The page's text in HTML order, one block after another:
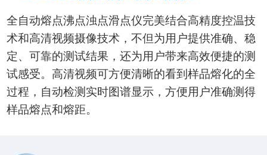
全自动熔点沸点浊点滑点仪完美结合高精度控温技
术和高清视频摄像技术，不但为用户提供准确、稳
定、可靠的测试结果，还为用户带来高效便捷的测
试感受。高清视频可方便清晰的看到样品熔化的全
过程，自动检测实时图谱显示，方便用户准确测得
样品熔点和熔距。